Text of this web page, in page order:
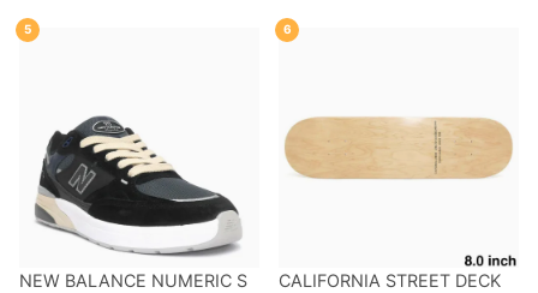
5
NEW BALANCE NUMERIC S
6
CALIFORNIA STREET DECK